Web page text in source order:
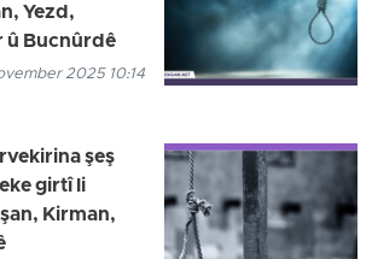
Yezd,
û Bucnûrdê
2025 10:14
şeş
girtî li
Kirman,